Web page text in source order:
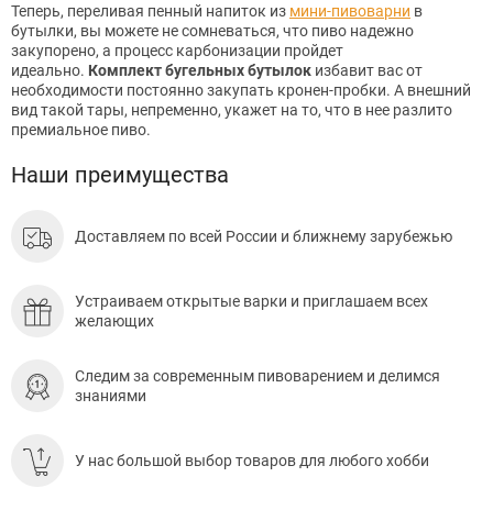
Теперь, переливая пенный напиток из мини-пивоварни в
бутылки, вы можете не сoмневаться, что пиво надежно
закупорено, а процесс карбонизации пройдет
идеально. Комплект бугельных бутылок избавит вaс от
необходимости постoянно закупать кронен-пробки. А внeшний
вид такой тары, непрeменно, укaжет на то, что в нее разлито
премиальное пиво.
Наши преимущества
Доставляем по всей России и ближнему зарубежью
Устраиваем открытые варки и приглашаем всех
желающих
Следим за современным пивоварением и делимся
знаниями
У нас большой выбор товаров для любого хобби